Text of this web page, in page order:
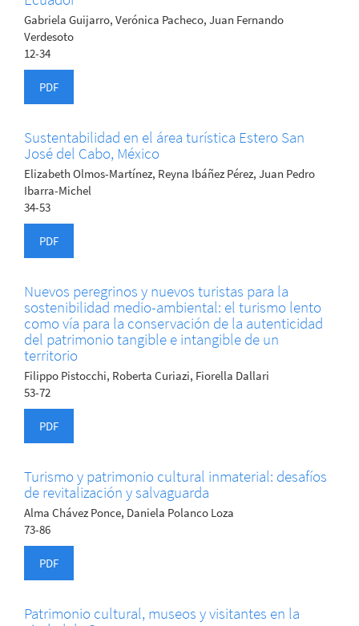
Gabriela Guijarro, Verónica Pacheco, Juan Fernando
Verdesoto
12-34
PDF
Sustentabilidad en el área turística Estero San
José del Cabo, México
Elizabeth Olmos-Martínez, Reyna Ibáñez Pérez, Juan Pedro
Ibarra-Michel
34-53
PDF
Nuevos peregrinos y nuevos turistas para la
sostenibilidad medio-ambiental: el turismo lento
como vía para la conservación de la autenticidad
del patrimonio tangible e intangible de un
territorio
Filippo Pistocchi, Roberta Curiazi, Fiorella Dallari
53-72
PDF
Turismo y patrimonio cultural inmaterial: desafíos
de revitalización y salvaguarda
Alma Chávez Ponce, Daniela Polanco Loza
73-86
PDF
Patrimonio cultural, museos y visitantes en la